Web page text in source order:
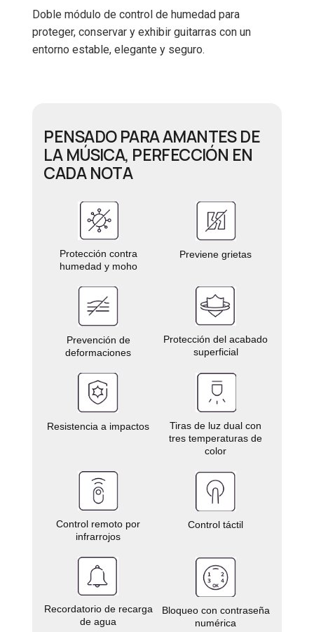
Doble módulo de control de humedad para
proteger, conservar y exhibir guitarras con un
entorno estable, elegante y seguro.
PENSADO PARA AMANTES DE
LA MÚSICA, PERFECCIÓN EN
CADA NOTA
Protección contra
humedad y moho
Previene grietas
Prevención de
deformaciones
Protección del acabado
superficial
Resistencia a impactos
Tiras de luz dual con
tres temperaturas de
color
Control remoto por
infrarrojos
Control táctil
Recordatorio de recarga
de agua
Bloqueo con contraseña
numérica